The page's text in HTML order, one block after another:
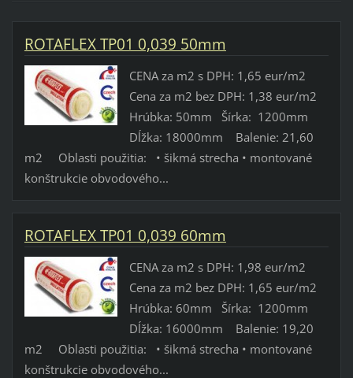
ROTAFLEX TP01 0,039 50mm
CENA za m2 s DPH: 1,65 eur/m2
Cena za m2 bez DPH: 1,38 eur/m2
Hrúbka: 50mm Šírka: 1200mm
Dĺžka: 18000mm Balenie: 21,60
m2 Oblasti použitia: • šikmá strecha • montované
konštrukcie obvodového...
ROTAFLEX TP01 0,039 60mm
CENA za m2 s DPH: 1,98 eur/m2
Cena za m2 bez DPH: 1,65 eur/m2
Hrúbka: 60mm Šírka: 1200mm
Dĺžka: 16000mm Balenie: 19,20
m2 Oblasti použitia: • šikmá strecha • montované
konštrukcie obvodového...